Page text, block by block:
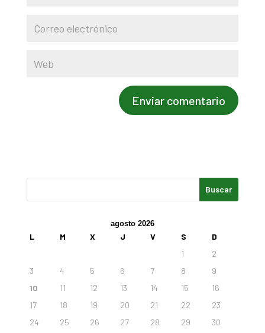
agosto 2026
L M X J V S
D
1
2
3
4 5 6 7 8
9
10
11 12 13 14 15
16
17
18 19 20 21 22
23
24
25 26 27 28 29
30